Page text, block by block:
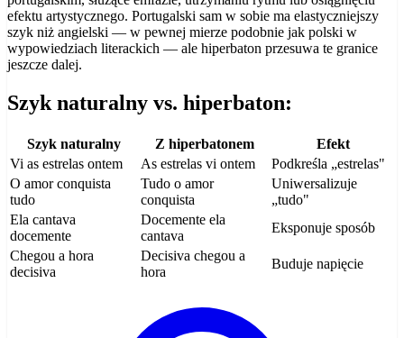
efektu artystycznego. Portugalski sam w sobie ma elastyczniejszy
szyk niż angielski — w pewnej mierze podobnie jak polski w
wypowiedziach literackich — ale hiperbaton przesuwa te granice
jeszcze dalej.
Szyk naturalny vs. hiperbaton:
Szyk naturalny Z hiperbatonem
Efekt
Vi as estrelas ontem
As estrelas vi ontem
Podkreśla „estrelas"
O amor conquista
tudo
Tudo o amor
conquista
Uniwersalizuje
„tudo"
Ela cantava
docemente
Docemente ela
cantava
Eksponuje sposób
Chegou a hora
decisiva
Decisiva chegou a
hora
Buduje napięcie